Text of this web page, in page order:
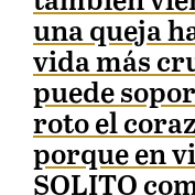
una queja
vida más
puede
roto el
porque en
SOLITO